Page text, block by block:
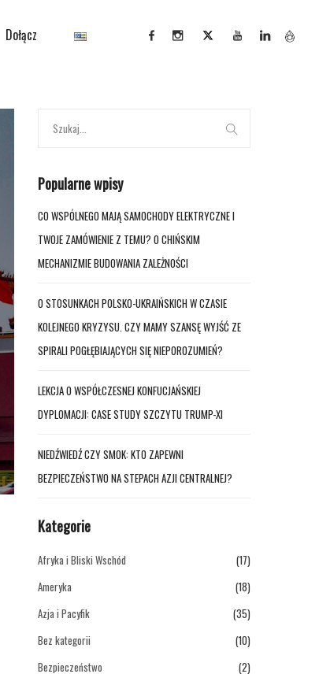
Dołącz
Popularne wpisy
CO WSPÓLNEGO MAJĄ SAMOCHODY ELEKTRYCZNE I
TWOJE ZAMÓWIENIE Z TEMU? O CHIŃSKIM
MECHANIZMIE BUDOWANIA ZALEŻNOŚCI
O STOSUNKACH POLSKO-UKRAIŃSKICH W CZASIE
KOLEJNEGO KRYZYSU. CZY MAMY SZANSĘ WYJŚĆ ZE
SPIRALI POGŁĘBIAJĄCYCH SIĘ NIEPOROZUMIEŃ?
LEKCJA O WSPÓŁCZESNEJ KONFUCJAŃSKIEJ
DYPLOMACJI: CASE STUDY SZCZYTU TRUMP-XI
NIEDŹWIEDŹ CZY SMOK: KTO ZAPEWNI
BEZPIECZEŃSTWO NA STEPACH AZJI CENTRALNEJ?
Kategorie
Afryka i Bliski Wschód
(17)
Ameryka
(18)
Azja i Pacyfik
(35)
Bez kategorii
(10)
Bezpieczeństwo
(2)